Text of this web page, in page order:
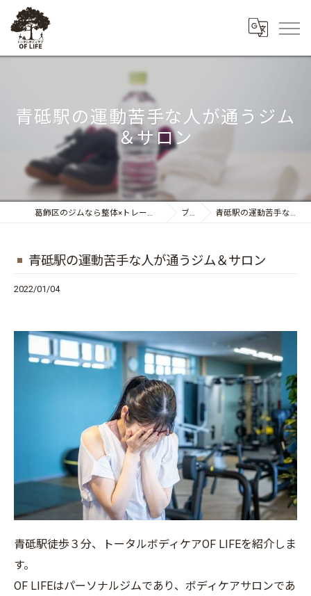
青砥駅の運動苦手な人が通うジム
＆サロン
葛飾区のジムなら整体×トレーニング トータルボディケア OF LIFE ブログ 青砥駅の運動苦手な人が通うジム＆サロン
青砥駅の運動苦手な人が通うジム＆サロン
2022/01/04
青砥駅徒歩３分、トータルボディケアOF LIFEを紹介しま
す。
OF LIFEはパーソナルジムであり、ボディケアサロンであ